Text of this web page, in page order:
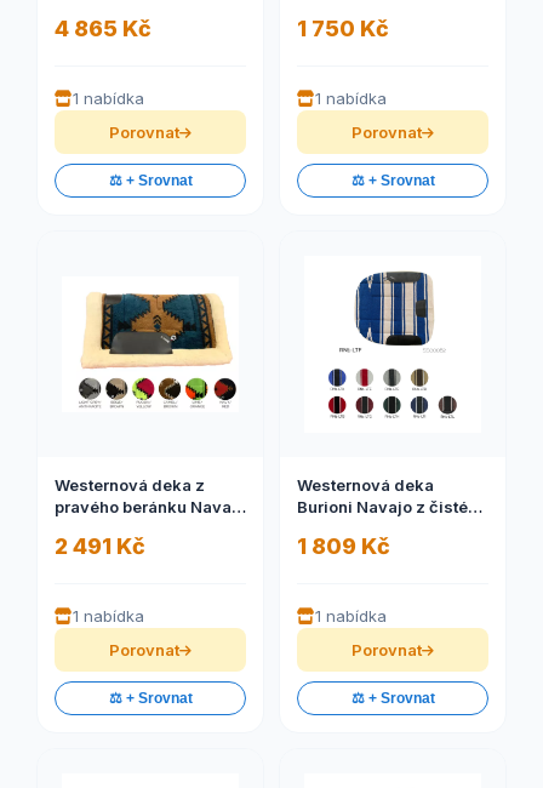
4 865 Kč
1 nabídka
Porovnat
⚖️ + Srovnat
1 750 Kč
1 nabídka
Porovnat
⚖️ + Srovnat
Westernová deka z
pravého beránku Navajo
2 491 Kč
1 nabídka
Porovnat
⚖️ + Srovnat
Westernová deka
Burioni Navajo z čisté
1 809 Kč
1 nabídka
Porovnat
⚖️ + Srovnat